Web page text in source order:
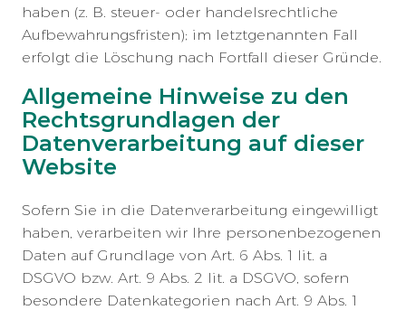
haben (z. B. steuer- oder handelsrechtliche
Aufbewahrungsfristen); im letztgenannten Fall
erfolgt die Löschung nach Fortfall dieser Gründe.
Allgemeine Hinweise zu den
Rechtsgrundlagen der
Datenverarbeitung auf dieser
Website
Sofern Sie in die Datenverarbeitung eingewilligt
haben, verarbeiten wir Ihre personenbezogenen
Daten auf Grundlage von Art. 6 Abs. 1 lit. a
DSGVO bzw. Art. 9 Abs. 2 lit. a DSGVO, sofern
besondere Datenkategorien nach Art. 9 Abs. 1